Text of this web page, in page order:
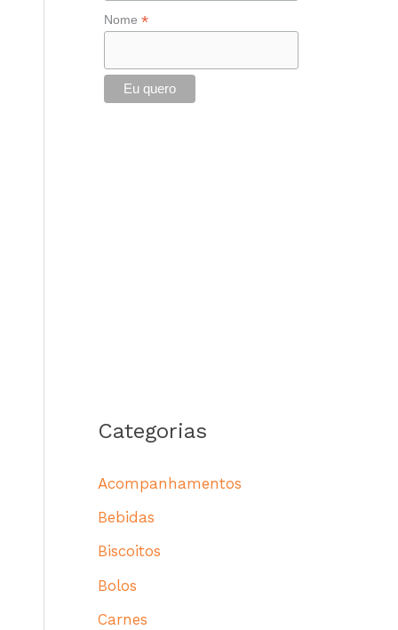
Nome *
Categorias
Acompanhamentos
Bebidas
Biscoitos
Bolos
Carnes